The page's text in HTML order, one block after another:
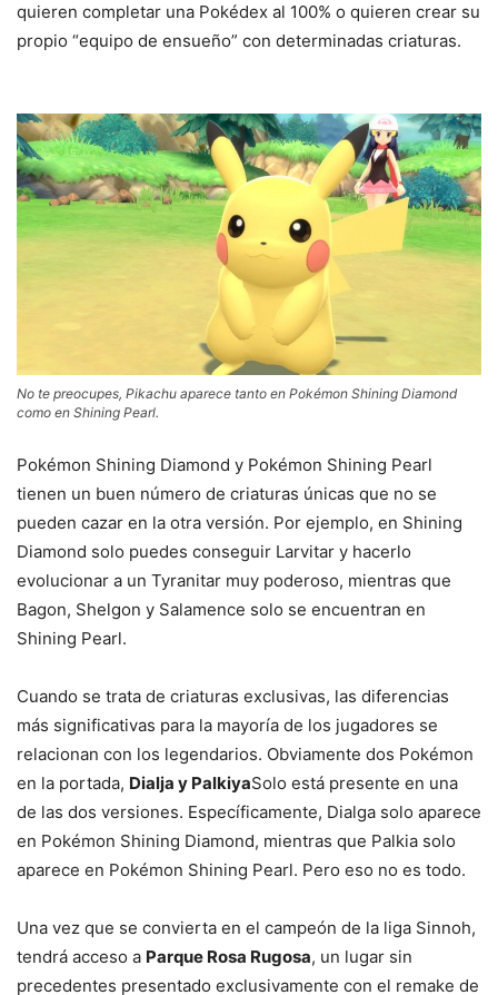
quieren completar una Pokédex al 100% o quieren crear su
propio “equipo de ensueño” con determinadas criaturas.
No te preocupes, Pikachu aparece tanto en Pokémon Shining Diamond
como en Shining Pearl.
Pokémon Shining Diamond y Pokémon Shining Pearl
tienen un buen número de criaturas únicas que no se
pueden cazar en la otra versión. Por ejemplo, en Shining
Diamond solo puedes conseguir Larvitar y hacerlo
evolucionar a un Tyranitar muy poderoso, mientras que
Bagon, Shelgon y Salamence solo se encuentran en
Shining Pearl.
Cuando se trata de criaturas exclusivas, las diferencias
más significativas para la mayoría de los jugadores se
relacionan con los legendarios. Obviamente dos Pokémon
en la portada, Dialja y PalkiyaSolo está presente en una
de las dos versiones. Específicamente, Dialga solo aparece
en Pokémon Shining Diamond, mientras que Palkia solo
aparece en Pokémon Shining Pearl. Pero eso no es todo.
Una vez que se convierta en el campeón de la liga Sinnoh,
tendrá acceso a Parque Rosa Rugosa, un lugar sin
precedentes presentado exclusivamente con el remake de